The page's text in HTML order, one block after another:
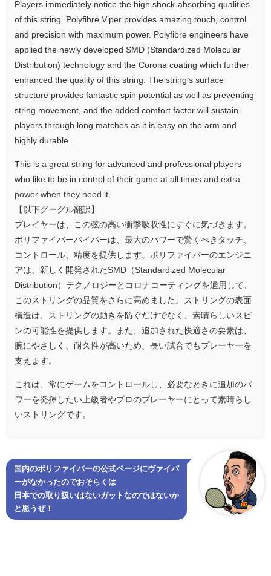
Players immediately notice the high shock-absorbing qualities
of this string. Polyfibre Viper provides amazing touch, control
and precision with maximum power. Polyfibre engineers have
applied the newly developed SMD (Standardized Molecular
Distribution) technology and the Corona coating which further
enhanced the quality of this string. The string‘s surface
structure provides fantastic spin potential as well as preventing
string movement, and the added comfort factor will sustain
players through long matches as it is easy on the arm and
highly durable.
This is a great string for advanced and professional players
who like to be in control of their game at all times and extra
power when they need it.
【以下グーグル翻訳】
プレイヤーは、この弦の高い衝撃吸収性にすぐに気づきます。
ポリファイバーバイパーは、最大のパワーで驚くべきタッチ、
コントロール、精度を提供します。ポリファイバーのエンジニ
アは、新しく開発されたSMD（Standardized Molecular
Distribution）テクノロジーとコロナコーティングを適用して、
このストリングの品質をさらに高めました。ストリングの表面
構造は、ストリングの動きを防ぐだけでなく、素晴らしいスピ
ンの可能性を提供します。また、追加された快適さの要素は、
腕にやさしく、耐久性が高いため、長い試合でもプレーヤーを
支えます。
これは、常にゲームをコントロールし、必要なときに追加のパ
ワーを発揮したい上級者やプロのプレーヤーにとって素晴らし
いストリングです。
国内のポリファイバーの公式ページにヴァイパ
ーがなかったのでおそらくは
日本での取り扱いはないガットなのではないか
と思うぜ！